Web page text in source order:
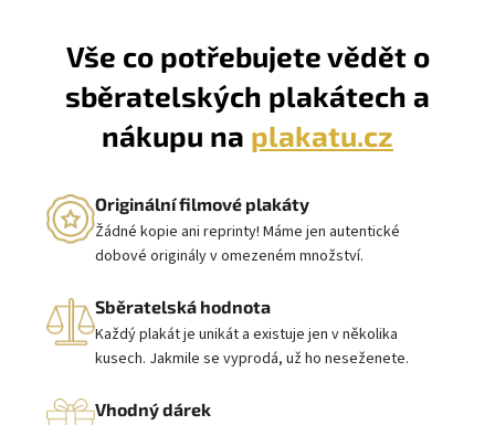
Vše co potřebujete vědět o
sběratelských plakátech a
nákupu na plakatu.cz
Originální filmové plakáty
Žádné kopie ani reprinty! Máme jen autentické
dobové originály v omezeném množství.
Sběratelská hodnota
Každý plakát je unikát a existuje jen v několika
kusech. Jakmile se vyprodá, už ho neseženete.
Vhodný dárek